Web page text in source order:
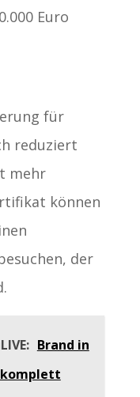
Euro
für
reduziert
mehr
können
der
Brand in
komplett